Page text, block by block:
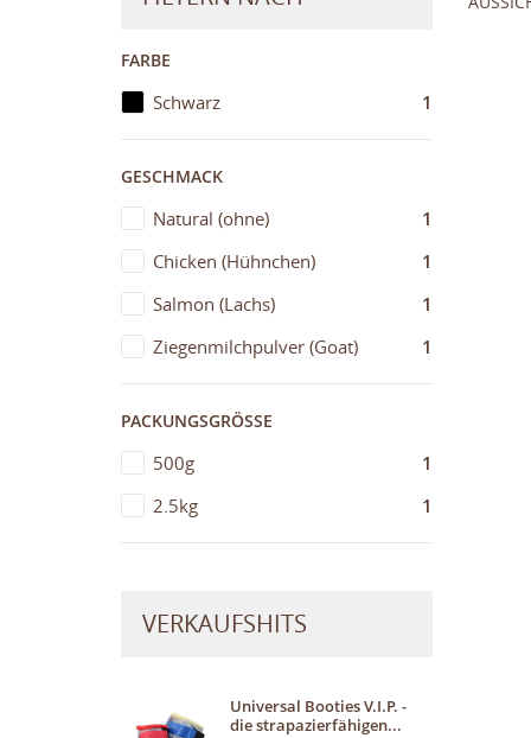
FARBE
Schwarz 1
GESCHMACK
Natural (ohne)
1
Chicken (Hühnchen)
1
Salmon (Lachs)
1
Ziegenmilchpulver (Goat)
1
PACKUNGSGRÖSSE
500g
1
2.5kg
1
VERKAUFSHITS
Universal Booties V.I.P. -
die strapazierfähigen...